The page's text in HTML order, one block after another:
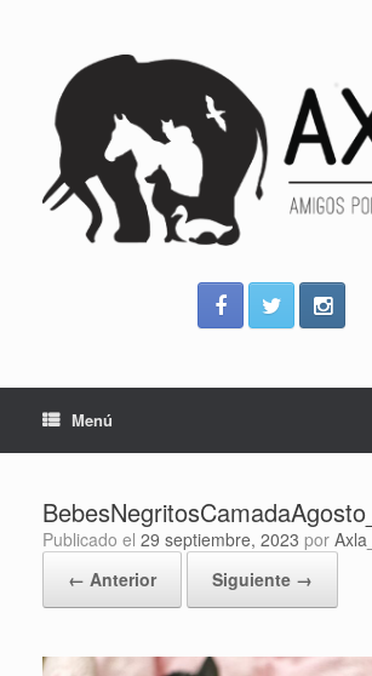
Menú
Publicado el 29 septiembre, 2023 por
← Anterior
Siguiente →